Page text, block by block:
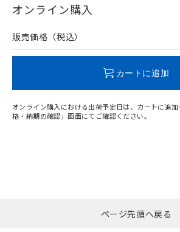
在庫等で未対応品が混在する可能性があ
問い合わせください。
オンライン購入
販売価格（税込）
カートに追加
オンライン購入における出荷予定日は、カートに追
格・納期の確認」画面にてご確認ください。
ページ先頭へ戻る